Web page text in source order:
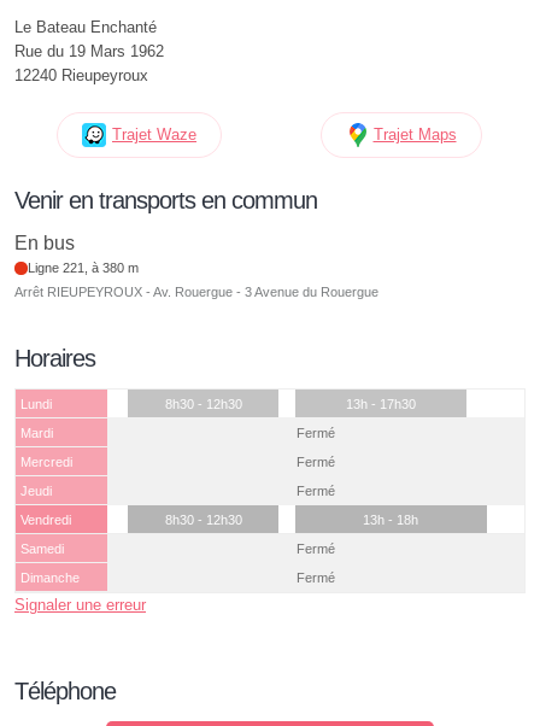
Le Bateau Enchanté
Rue du 19 Mars 1962
12240 Rieupeyroux
Trajet Waze Trajet Maps
Venir en transports en commun
En bus
Ligne 221, à 380 m
Arrêt RIEUPEYROUX - Av. Rouergue - 3 Avenue du Rouergue
Horaires
Lundi 8h30 - 12h30
13h - 17h30
Mardi
Fermé
Mercredi
Fermé
Jeudi
Fermé
Vendredi
8h30 - 12h30
13h - 18h
Samedi
Fermé
Dimanche
Fermé
Signaler une erreur
Téléphone